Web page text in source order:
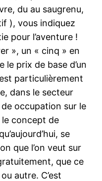
du au saugrenu,
), vous indiquez
pour l’aventure !
», un « cinq » en
prix de base d’un
particulièrement
dans le secteur
occupation sur le
concept de
se
que l’on veut sur
que ce
autre. C’est